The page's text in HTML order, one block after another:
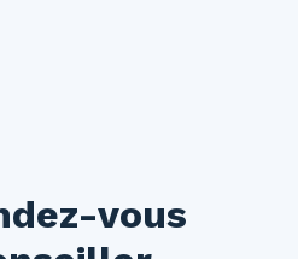
vous